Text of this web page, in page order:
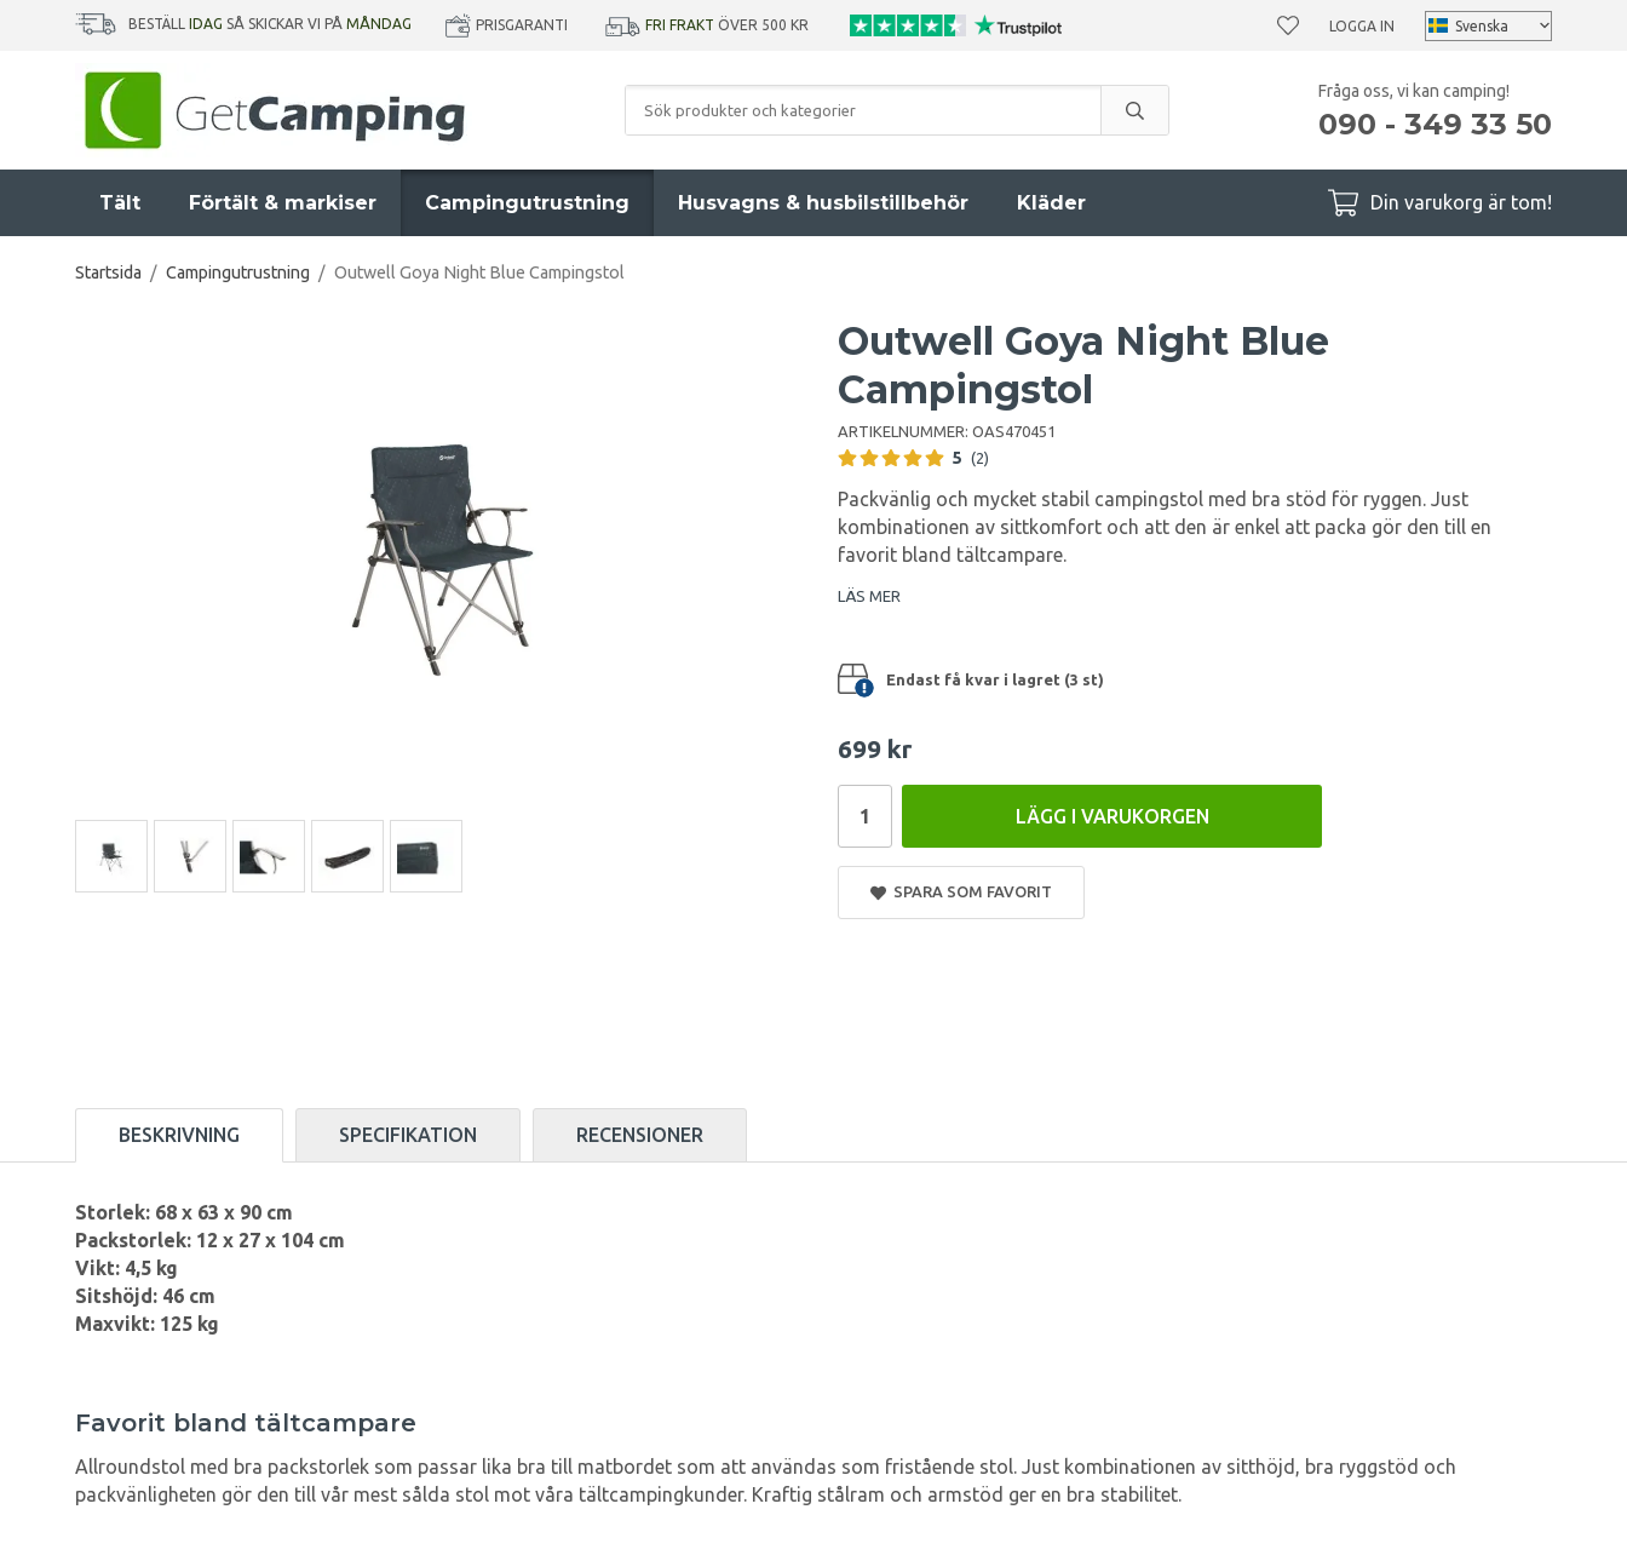
BESTÄLL IDAG SÅ SKICKAR VI PÅ MÅNDAG PRISGARANTI FRI FRAKT ÖVER 500 KR LOGGA IN
Fråga oss, vi kan camping!
090 - 349 33 50
Tält Förtält & markiser Campingutrustning Husvagns & husbilstillbehör Kläder Din varukorg är tom!
Startsida / Campingutrustning / Outwell Goya Night Blue Campingstol
Outwell Goya Night Blue
Campingstol
ARTIKELNUMMER: OAS470451
5 (2)
Packvänlig och mycket stabil campingstol med bra stöd för ryggen. Just
kombinationen av sittkomfort och att den är enkel att packa gör den till en
favorit bland tältcampare.
LÄS MER
Endast få kvar i lagret (3 st)
699 kr
LÄGG I VARUKORGEN
SPARA SOM FAVORIT
BESKRIVNING SPECIFIKATION RECENSIONER
Storlek: 68 x 63 x 90 cm
Packstorlek: 12 x 27 x 104 cm
Vikt: 4,5 kg
Sitshöjd: 46 cm
Maxvikt: 125 kg
Favorit bland tältcampare
Allroundstol med bra packstorlek som passar lika bra till matbordet som att användas som fristående stol. Just kombinationen av sitthöjd, bra ryggstöd och
packvänligheten gör den till vår mest sålda stol mot våra tältcampingkunder. Kraftig stålram och armstöd ger en bra stabilitet.